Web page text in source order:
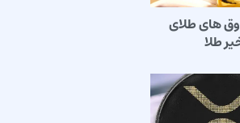
های طلای
طلا